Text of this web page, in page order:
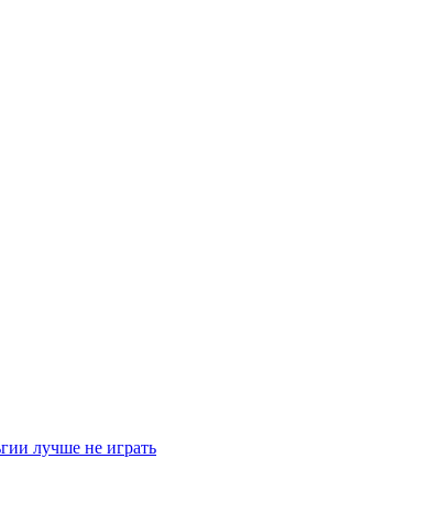
лучше не играть